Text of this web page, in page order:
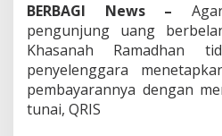
BERBAGI News –
pengunjung uang
Khasanah Ramadhan
penyelenggara
pembayarannya dengan
tunai, QRIS